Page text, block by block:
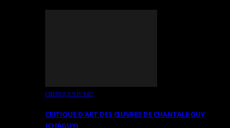
CRITIQUES D’ART
CRITIQUE D’ART DES ŒUVRES DE CHANTALE GUY
(CHAGUY)